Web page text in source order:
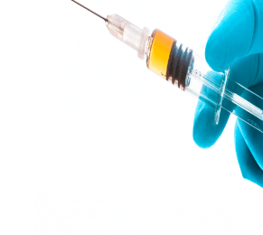
l'image